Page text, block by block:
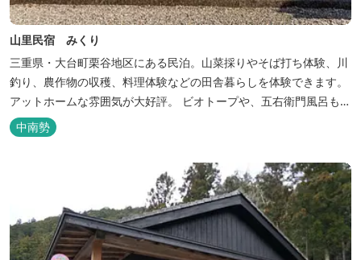
山里民宿 みくり
三重県・大台町栗谷地区にある民泊。山菜採りやそば打ち体験、川
釣り、農作物の収穫、料理体験などの田舎暮らしを体験できます。
アットホームな雰囲気が大好評。 ビオトープや、五右衛門風呂も楽
しめます。6月はホタル観賞が人気。 夜になると周囲は真っ暗。都
会には無い闇の中を飛び交うヒメホタル・ヘイケボタルを観賞した
り、星空を眺めたり・・・ 初夏の早朝には「アカショウビン」の美
中南勢